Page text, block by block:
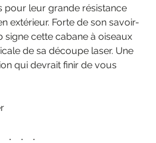
pour leur grande résistance
extérieur. Forte de son savoir-
signe cette cabane à oiseaux
de sa découpe laser. Une
qui devrait finir de vous